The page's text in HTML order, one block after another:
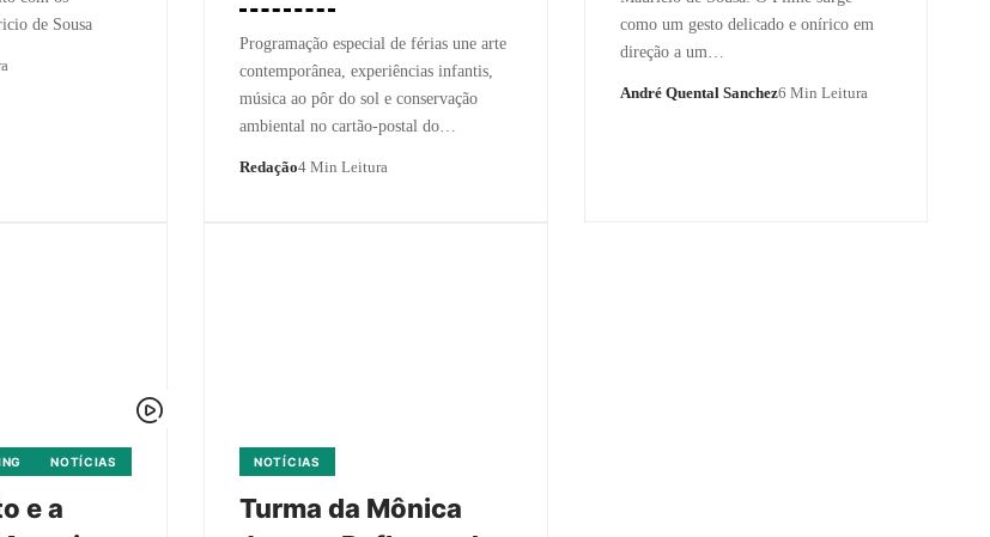
de Sousa
Programação especial de férias une arte
contemporânea, experiências infantis,
música ao pôr do sol e conservação
ambiental no cartão-postal do…
Redação4 Min Leitura
como um gesto delicado e onírico em
direção a um…
André Quental Sanchez6 Min Leitura
NOTÍCIAS
e a
NOTÍCIAS
Turma da Mônica